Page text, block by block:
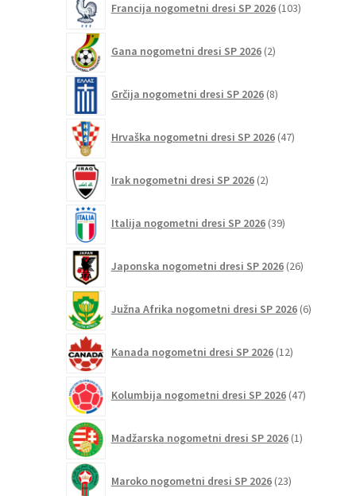
Francija nogometni dresi SP 2026 103izdelki
Gana nogometni dresi SP 2026 2izdelka
Grčija nogometni dresi SP 2026 8izdelkov
Hrvaška nogometni dresi SP 2026 47izdelkov
Irak nogometni dresi SP 2026 2izdelka
Italija nogometni dresi SP 2026 39izdelkov
Japonska nogometni dresi SP 2026 26izdelkov
Južna Afrika nogometni dresi SP 2026 6izdelkov
Kanada nogometni dresi SP 2026 12izdelkov
Kolumbija nogometni dresi SP 2026 47izdelkov
Madžarska nogometni dresi SP 2026 1izdelek
Maroko nogometni dresi SP 2026 23izdelkov